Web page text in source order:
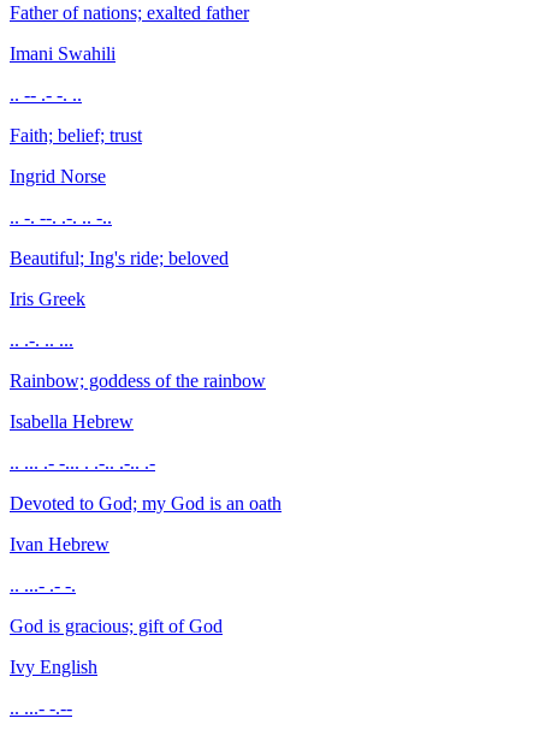
Father of nations; exalted father
Imani Swahili
.. -- .- -. ..
Faith; belief; trust
Ingrid Norse
.. -. --. .-. .. -..
Beautiful; Ing's ride; beloved
Iris Greek
.. .-. .. ...
Rainbow; goddess of the rainbow
Isabella Hebrew
.. ... .- -... . .-.. .-.. .-
Devoted to God; my God is an oath
Ivan Hebrew
.. ...- .- -.
God is gracious; gift of God
Ivy English
.. ...- -.--